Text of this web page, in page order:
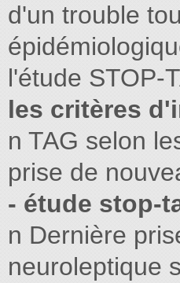
d'un trouble
l'étude STOP-
les critères
n TAG selon
prise de
- étude stop-
n Dernière
neuroleptique